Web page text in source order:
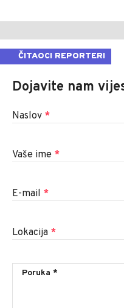
ČITAOCI REPORTERI
Dojavite nam
Naslov *
Vaše ime *
E-mail *
Lokacija *